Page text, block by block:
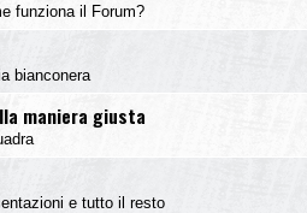
funziona il Forum?
bianconera
maniera giusta
e tutto il resto